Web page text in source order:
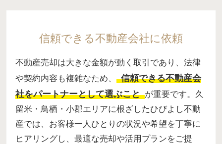
信頼できる不動産会社に依頼
不動産売却は大きな金額が動く取引であり、法律
や契約内容も複雑なため、 信頼できる不動産会
社をパートナーとして選ぶこと が重要です。久
留米・鳥栖・小郡エリアに根ざしたひびよし不動
産では、お客様一人ひとりの状況や希望を丁寧に
ヒアリングし、最適な売却や活用プランをご提